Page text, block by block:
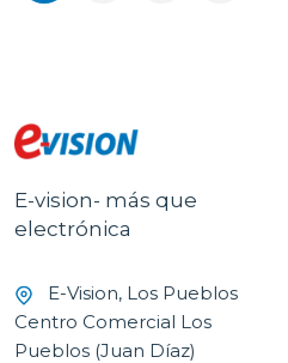
E-vision- más que
electrónica
E-Vision, Los Pueblos
Centro Comercial Los
Pueblos (Juan Díaz)